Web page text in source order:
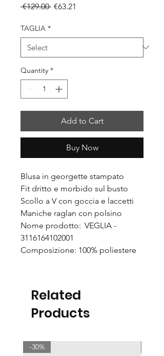
€129.00 Regular
€63.21
TAGLIA *
Quantity *
Add to Cart
Buy Now
Blusa in georgette stampato
Fit dritto e morbido sul busto
Scollo a V con goccia e laccetti
Maniche raglan con polsino
Nome prodotto: VEGLIA -
3116164102001
Composizione: 100% poliestere
Related
Products
-30%